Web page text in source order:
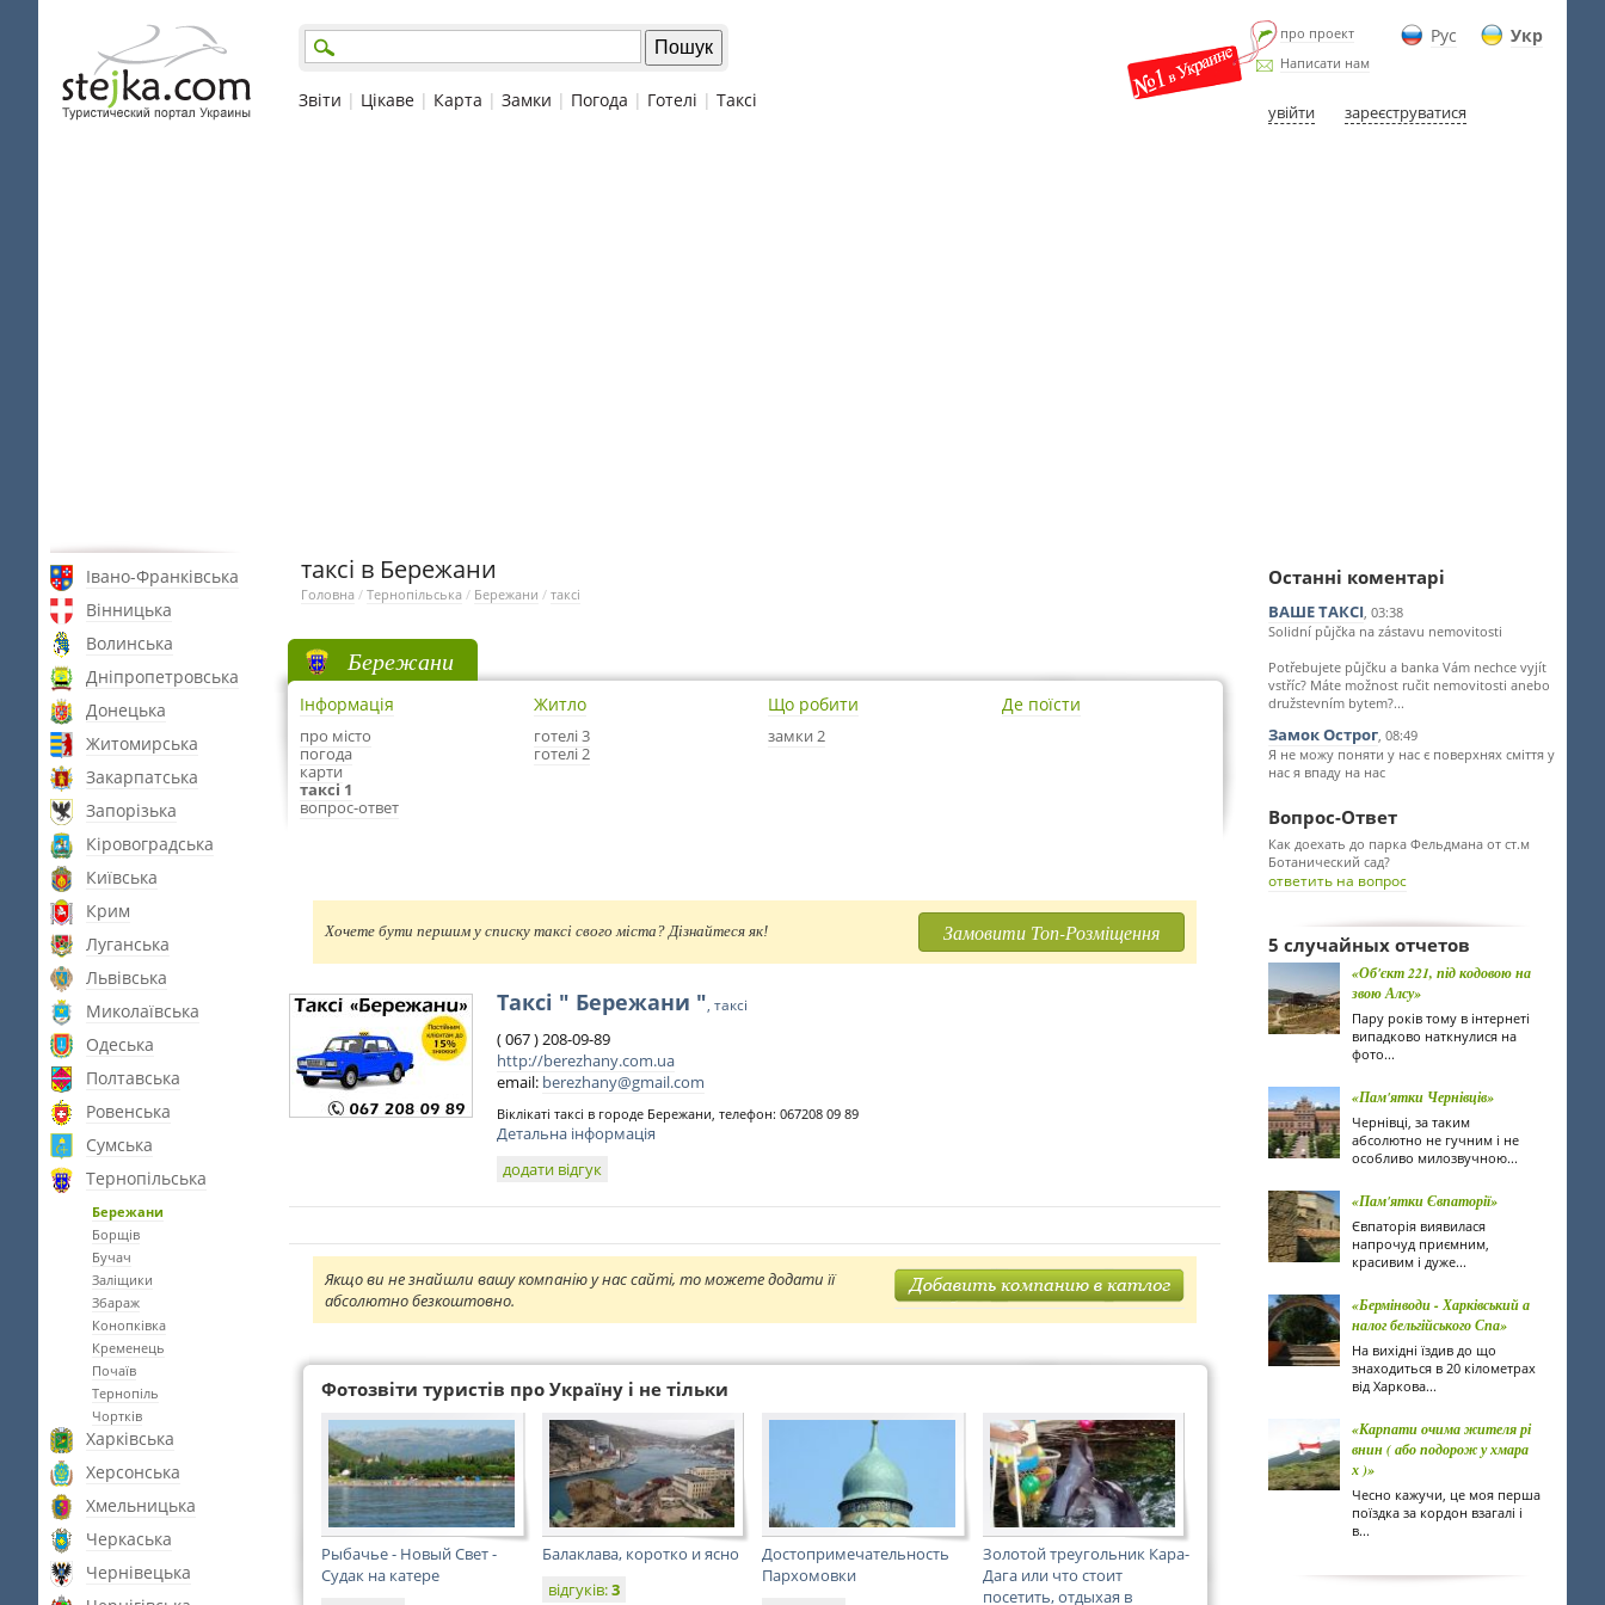
Рус Укр
про проект
Написати нам
увійти зареєструватися
Звіти | Цікаве | Карта | Замки | Погода | Готелі | Таксі
Івано-Франківська
Вінницька
Волинська
Дніпропетровська
Донецька
Житомирська
Закарпатська
Запорізька
Кіровоградська
Київська
Крим
Луганська
Львівська
Миколаївська
Одеська
Полтавська
Ровенська
Сумська
Тернопільська
Бережани
Борщів
Бучач
Заліщики
Збараж
Конопківка
Кременець
Почаїв
Тернопіль
Чортків
Харківська
Херсонська
Хмельницька
Черкаська
Чернівецька
таксі в Бережани
Головна / Тернопільська / Бережани / таксі
Бережани
Інформація
про місто
погода
карти
таксі 1
вопрос-ответ
Житло
готелі 3
готелі 2
Що робити
замки 2
Де поїсти
Хочете бути першим у списку таксі свого міста? Дізнайтеся як! Замовити Топ-Розміщення
Таксі " Бережани ", таксі
( 067 ) 208-09-89
http://berezhany.com.ua
email: berezhany@gmail.com
Віклікаті таксі в городе Бережани, телефон: 067208 09 89
Детальна інформація
додати відгук
Якщо ви не знайшли вашу компанію у нас сайті, то можете додати її
абсолютно безкоштовно.
Фотозвіти туристів про Україну і не тільки
Рыбачье - Новый Свет -
Судак на катере
Балаклава, коротко и ясно
відгуків:3
Достопримечательность
Пархомовки
Золотой треугольник Кара-
Дага или что стоит
посетить, отдыхая в
Останні коментарі
ВАШЕ ТАКСІ, 03:38
Solidní půjčka na zástavu nemovitosti
Potřebujete půjčku a banka Vám nechce vyjít
vstříc? Máte možnost ručit nemovitosti anebo
družstevním bytem?...
Замок Острог, 08:49
Я не можу поняти у нас є поверхнях сміття у
нас я впаду на нас
Вопрос-Ответ
Как доехать до парка Фельдмана от ст.м
Ботанический сад?
ответить на вопрос
5 случайных отчетов
«Об'єкт 221, під кодовою на
звою Алсу»
Пару років тому в інтернеті
випадково наткнулися на
фото...
«Пам'ятки Чернівців»
Чернівці, за таким
абсолютно не гучним і не
особливо милозвучною...
«Пам'ятки Євпаторії»
Євпаторія виявилася
напрочуд приємним,
красивим і дуже...
«Бермінводи - Харківський а
налог бельгійського Спа»
На вихідні їздив до що
знаходиться в 20 кілометрах
від Харкова...
«Карпати очима жителя рі
внин ( або подорож у хмара
х )»
Чесно кажучи, це моя перша
поїздка за кордон взагалі і
в...